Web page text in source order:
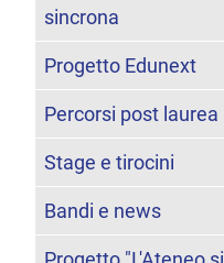
sincrona
Progetto Edunext
Percorsi post laurea
Stage e tirocini
Bandi e news